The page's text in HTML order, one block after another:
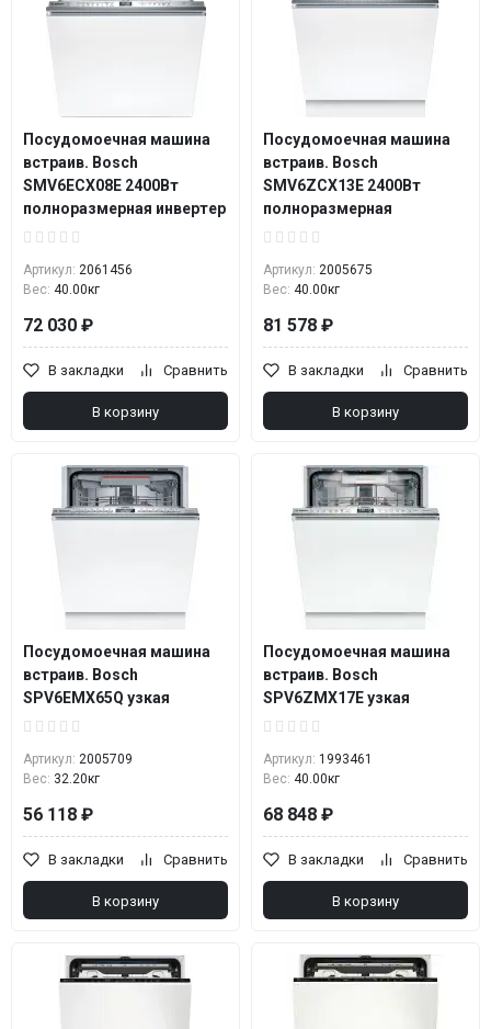
Посудомоечная машина
встраив. Bosch
SMV6ECX08E 2400Вт
полноразмерная инвертер
Артикул: 2061456
Вес: 40.00кг
72 030 ₽
В закладки Сравнить
В корзину
Посудомоечная машина
встраив. Bosch
SMV6ZCX13E 2400Вт
полноразмерная
Артикул: 2005675
Вес: 40.00кг
81 578 ₽
В закладки Сравнить
В корзину
Посудомоечная машина
встраив. Bosch
SPV6EMX65Q узкая
Артикул: 2005709
Вес: 32.20кг
56 118 ₽
В закладки Сравнить
В корзину
Посудомоечная машина
встраив. Bosch
SPV6ZMX17E узкая
Артикул: 1993461
Вес: 40.00кг
68 848 ₽
В закладки Сравнить
В корзину